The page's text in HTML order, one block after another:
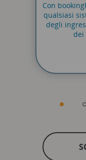
Con
qualsiasi
degli
dei